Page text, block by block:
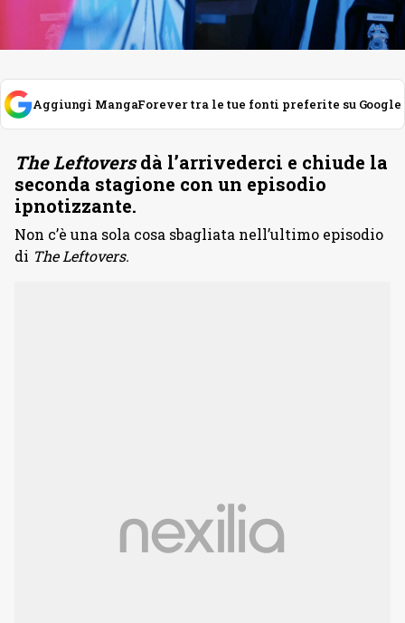
Aggiungi MangaForever tra le tue fonti preferite su Google
The Leftoversdà l’arrivederci e chiude la
seconda stagione con un episodio
ipnotizzante.
Non c’è una sola cosa sbagliata nell’ultimo episodio
di The Leftovers.